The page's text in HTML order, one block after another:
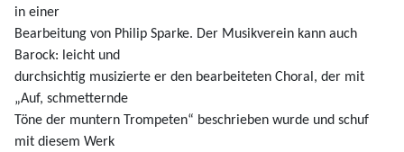
in einer
Bearbeitung von Philip Sparke. Der Musikverein kann auch
Barock: leicht und
durchsichtig musizierte er den bearbeiteten Choral, der mit
„Auf, schmetternde
Töne der muntern Trompeten“ beschrieben wurde und schuf
mit diesem Werk